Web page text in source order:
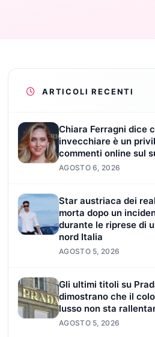
ARTICOLI RECENTI
Chiara Ferragni dice
invecchiare è un
commenti online sul
AGOSTO 6, 2026
Star austriaca dei
morta dopo un
durante le riprese di
nord Italia
AGOSTO 5, 2026
Gli ultimi titoli su
dimostrano che il
lusso non sta
AGOSTO 5, 2026